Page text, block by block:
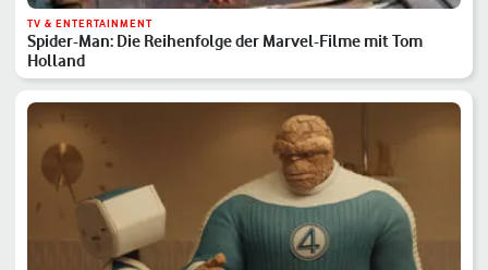
TV & ENTERTAINMENT
Spider-Man: Die Reihenfolge der Marvel-Filme mit Tom
Holland